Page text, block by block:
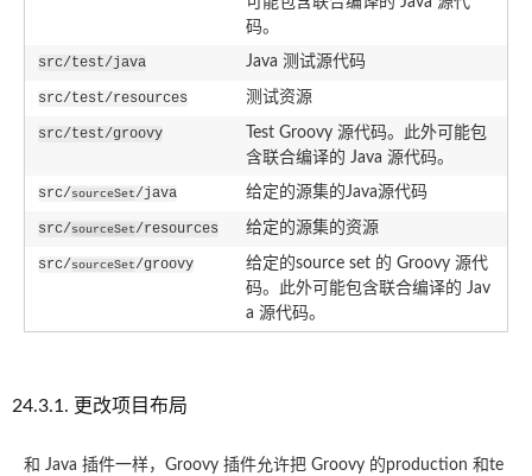
码。
src/test/java Java 测试源代码
src/test/resources 测试资源
src/test/groovy
Test Groovy 源代码。此外可能包
含联合编译的 Java 源代码。
src/sourceSet/java 给定的源集的Java源代码
src/sourceSet/resources 给定的源集的资源
src/sourceSet/groovy
给定的source set 的 Groovy 源代
码。此外可能包含联合编译的 Jav
a 源代码。
24.3.1. 更改项目布局
和 Java 插件一样，Groovy 插件允许把 Groovy 的production 和te